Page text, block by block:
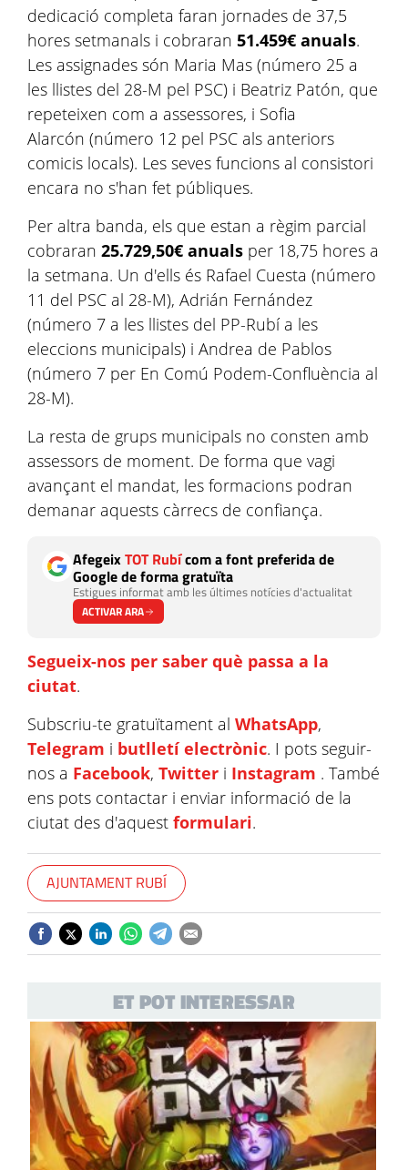
dedicació completa faran jornades de 37,5
hores setmanals i cobraran 51.459€ anuals.
Les assignades són Maria Mas (número 25 a
les llistes del 28-M pel PSC) i Beatriz Patón, que
repeteixen com a assessores, i Sofia
Alarcón (número 12 pel PSC als anteriors
comicis locals). Les seves funcions al consistori
encara no s'han fet públiques.
Per altra banda, els que estan a règim parcial
cobraran 25.729,50€ anuals per 18,75 hores a
la setmana. Un d'ells és Rafael Cuesta (número
11 del PSC al 28-M), Adrián Fernández
(número 7 a les llistes del PP-Rubí a les
eleccions municipals) i Andrea de Pablos
(número 7 per En Comú Podem-Confluència al
28-M).
La resta de grups municipals no consten amb
assessors de moment. De forma que vagi
avançant el mandat, les formacions podran
demanar aquests càrrecs de confiança.
AfegeixTOT Rubícom a font preferida de
Google de forma gratuïta
Estigues informat amb les últimes notícies d'actualitat
ACTIVAR ARA
Segueix-nos per saber què passa a la
ciutat.
Subscriu-te gratuïtament al WhatsApp,
Telegram i butlletí electrònic. I pots seguir-
nos a Facebook, Twitter i Instagram . També
ens pots contactar i enviar informació de la
ciutat des d'aquest formulari.
AJUNTAMENT RUBÍ
ET POT INTERESSAR